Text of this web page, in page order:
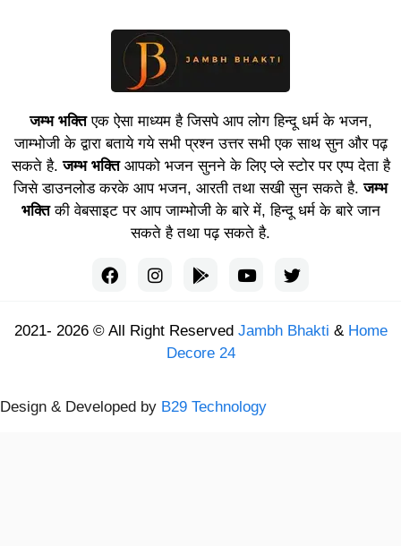
जम्भ भक्तिएक ऐसा माध्यम है जिसपे आप लोग हिन्दू धर्म के भजन,
जाम्भोजी के द्वारा बताये गये सभी प्रश्न उत्तर सभी एक साथ सुन और पढ़
सकते है.जम्भ भक्तिआपको भजन सुनने के लिए प्ले स्टोर पर एप्प देता है
जिसे डाउनलोड करके आप भजन, आरती तथा सखी सुन सकते है.जम्भ
भक्तिकी वेबसाइट पर आप जाम्भोजी के बारे में, हिन्दू धर्म के बारे जान
सकते है तथा पढ़ सकते है.
2021- 2026 © All Right Reserved Jambh Bhakti & Home
Decore 24
Design & Developed by B29 Technology